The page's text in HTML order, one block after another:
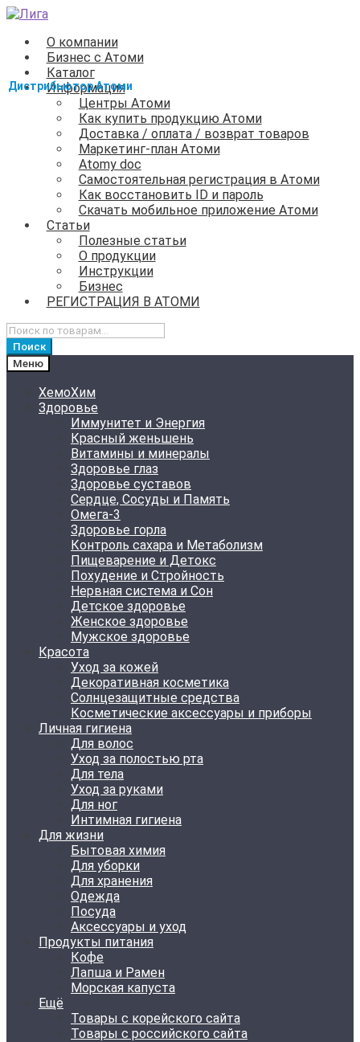
Перейти
навигации
Перейти
содержимому
О компании
Бизнес с Атоми
Каталог
Информация
Центры Атоми
Как купить продукцию Атоми
Доставка / оплата / возврат товаров
Маркетинг-план Атоми
Atomy doc
Самостоятельная регистрация в Атоми
Как восстановить ID и пароль
Скачать мобильное приложение Атоми
Статьи
Полезные статьи
О продукции
Инструкции
Бизнес
РЕГИСТРАЦИЯ В АТОМИ
Искать:
Поиск
Меню
ХемоХим
Здоровье
Иммунитет и Энергия
Красный женьшень
Витамины и минералы
Здоровье глаз
Здоровье суставов
Сердце, Сосуды и Память
Омега-3
Здоровье горла
Контроль сахара и Метаболизм
Пищеварение и Детокс
Похудение и Стройность
Нервная система и Сон
Детское здоровье
Женское здоровье
Мужское здоровье
Красота
Уход за кожей
Декоративная косметика
Солнцезащитные средства
Косметические аксессуары и приборы
Личная гигиена
Для волос
Уход за полостью рта
Для тела
Уход за руками
Для ног
Интимная гигиена
Для жизни
Бытовая химия
Для уборки
Для хранения
Одежда
Посуда
Аксессуары и уход
Продукты питания
Кофе
Лапша и Рамен
Морская капуста
Ещё
Товары с корейского сайта
Товары с российского сайта